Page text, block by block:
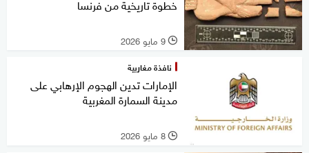
خطوة تاريخية من فرنسا
l 9 مايو 2026
نافذة مغاربية
الإمارات تدين الهجوم الإرهابي على
مدينة السمارة المغربية
l 8 مايو 2026